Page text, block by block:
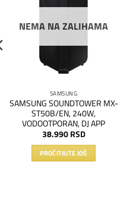
NEMA NA ZALIHAMA
SAMSUNG
SAMSUNG SOUNDTOWER MX-
ST50B/EN, 240W,
VODOOTPORAN, DJ APP
38.990 RSD
PROČITAJTE JOŠ